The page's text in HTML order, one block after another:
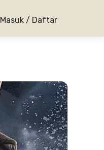
Masuk / Daftar